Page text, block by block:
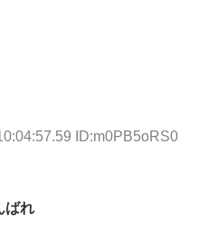
ID:m0PB5oRS0
ばれ